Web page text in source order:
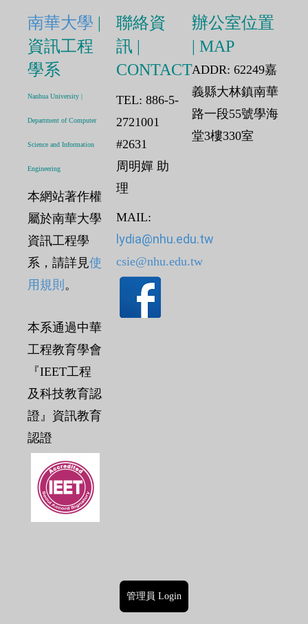
南華大學 |
資訊工程
學系
Nanhua University |
Department of Computer
Science and Information
Engineering
本網站著作權
屬於南華大學
資訊工程學
系，請詳見使
用規則 。
本系通過中華
工程教育學會
『IEET工程
及科技教育認
證』資訊教育
認證
聯絡資
訊 |
CONTACT
TEL: 886-5-
2721001
#2631
周明嬋 助
理
MAIL:
lydia@nhu.edu.tw
csie@nhu.edu.tw
辦公室位置
| MAP
ADDR: 62249嘉
義縣大林鎮南華
路一段55號學海
堂3樓330室
管理員 Login